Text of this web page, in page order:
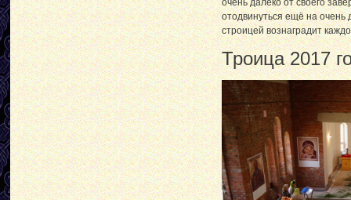
отодвинуться ещё на очень
строицей вознаградит
Троица 2017